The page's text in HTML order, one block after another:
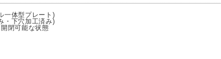
一体型プレート)
・下穴加工済み)
閉可能な状態